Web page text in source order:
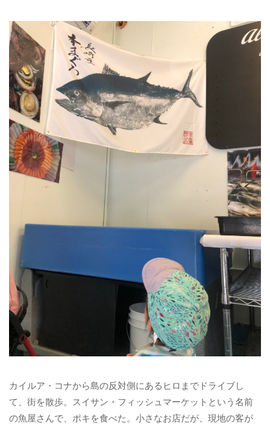
カイルア・コナから島の反対側にあるヒロまでドライブし
て、街を散歩。スイサン・フィッシュマーケットという名前
の魚屋さんで、ポキを食べた。小さなお店だが、現地の客が